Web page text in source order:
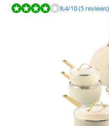
Beoordeling is 8,4 van de 10,
8,4/10(5 reviews)